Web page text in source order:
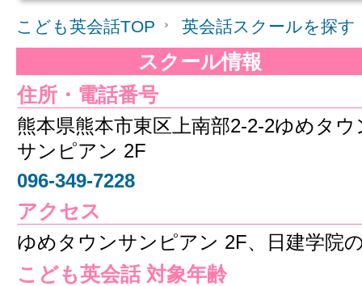
こども英会話TOP 英会話スクールを探す
スクール情報
住所・電話番号
熊本県熊本市東区上南部2-2-2ゆめタウ
サンピアン 2F
096-349-7228
アクセス
ゆめタウンサンピアン 2F、日建学院
こども英会話 対象年齢